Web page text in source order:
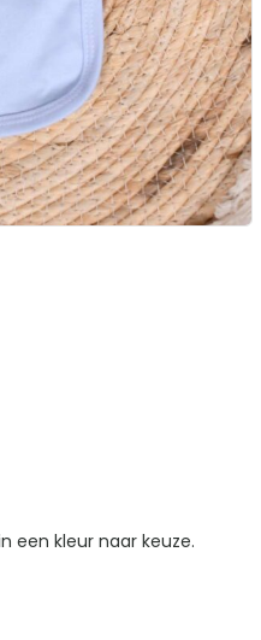
een kleur naar keuze.